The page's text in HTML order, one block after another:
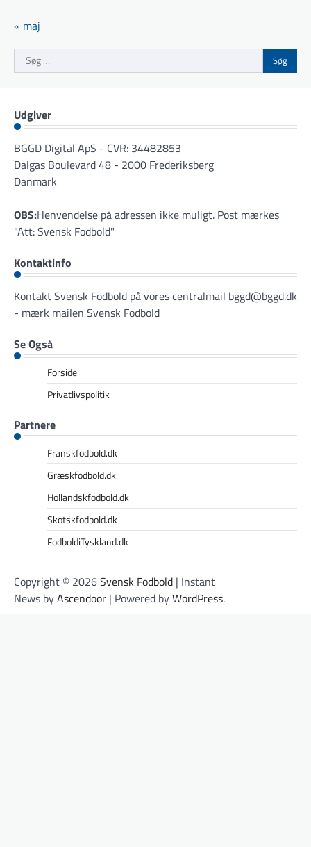
« maj
Søg
efter:
Udgiver
BGGD Digital ApS - CVR: 34482853
Dalgas Boulevard 48 - 2000 Frederiksberg
Danmark
OBS:Henvendelse på adressen ikke muligt. Post mærkes
"Att: Svensk Fodbold"
Kontaktinfo
Kontakt Svensk Fodbold på vores centralmail bggd@bggd.dk
- mærk mailen Svensk Fodbold
Se Også
Forside
Privatlivspolitik
Partnere
Franskfodbold.dk
Græskfodbold.dk
Hollandskfodbold.dk
Skotskfodbold.dk
FodboldiTyskland.dk
Copyright © 2026Svensk Fodbold | Instant
News byAscendoor | Powered byWordPress.